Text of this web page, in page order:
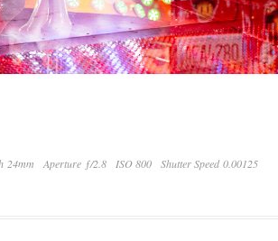
24mm Aperture ƒ/2.8 ISO 800 Shutter Speed 0.00125